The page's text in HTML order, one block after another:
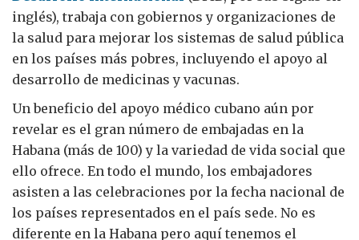
inglés), trabaja con gobiernos y organizaciones de
la salud para mejorar los sistemas de salud pública
en los países más pobres, incluyendo el apoyo al
desarrollo de medicinas y vacunas.
Un beneficio del apoyo médico cubano aún por
revelar es el gran número de embajadas en la
Habana (más de 100) y la variedad de vida social que
ello ofrece. En todo el mundo, los embajadores
asisten a las celebraciones por la fecha nacional de
los países representados en el país sede. No es
diferente en la Habana pero aquí tenemos el